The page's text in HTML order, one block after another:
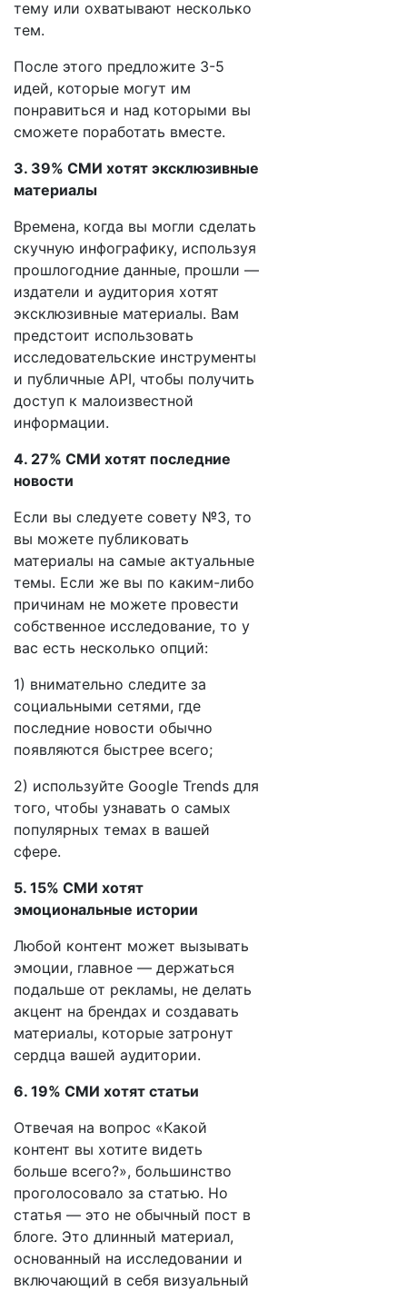
тему или охватывают несколько
тем.
После этого предложите 3-5
идей, которые могут им
понравиться и над которыми вы
сможете поработать вместе.
3. 39% СМИ хотят эксклюзивные
материалы
Времена, когда вы могли сделать
скучную инфографику, используя
прошлогодние данные, прошли —
издатели и аудитория хотят
эксклюзивные материалы. Вам
предстоит использовать
исследовательские инструменты
и публичные API, чтобы получить
доступ к малоизвестной
информации.
4. 27% СМИ хотят последние
новости
Если вы следуете совету №3, то
вы можете публиковать
материалы на самые актуальные
темы. Если же вы по каким-либо
причинам не можете провести
собственное исследование, то у
вас есть несколько опций:
1) внимательно следите за
социальными сетями, где
последние новости обычно
появляются быстрее всего;
2) используйте Google Trends для
того, чтобы узнавать о самых
популярных темах в вашей
сфере.
5. 15% СМИ хотят
эмоциональные истории
Любой контент может вызывать
эмоции, главное — держаться
подальше от рекламы, не делать
акцент на брендах и создавать
материалы, которые затронут
сердца вашей аудитории.
6. 19% СМИ хотят статьи
Отвечая на вопрос «Какой
контент вы хотите видеть
больше всего?», большинство
проголосовало за статью. Но
статья — это не обычный пост в
блоге. Это длинный материал,
основанный на исследовании и
включающий в себя визуальный